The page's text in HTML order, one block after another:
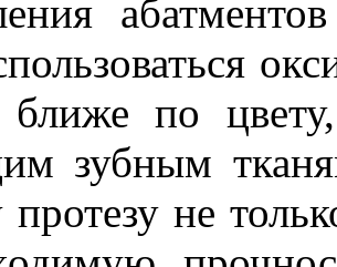
ближе по
зубным
не